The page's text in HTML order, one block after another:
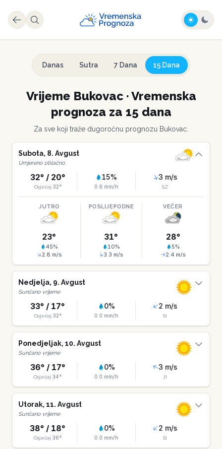
Danas Sutra 7 Dana 15 Dana
Vrijeme Bukovac· Vremenska
prognoza za 15 dana
Za sve koji traže dugoročnu prognozu Bukovac
Subota, 8. Avgust
Umjereno oblačno
32° / 20°
Osjećaj 32°
15%
0.6 mm/h
3 m/s
SZ
JUTRO
23°
45%
2.8 m/s
POSLIJEPODNE
31°
10%
3.3 m/s
VEČER
28°
5%
2.4 m/s
Nedjelja, 9. Avgust
Sunčano vrijeme
33° / 17°
Osjećaj 32°
0%
0.0 mm/h
2 m/s
SI
Ponedjeljak, 10. Avgust
Sunčano vrijeme
36° / 17°
Osjećaj 34°
0%
0.0 mm/h
3 m/s
JI
Utorak, 11. Avgust
Sunčano vrijeme
38° / 18°
Osjećaj 36°
0%
0.0 mm/h
2 m/s
SI